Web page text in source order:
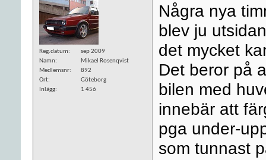
Reg.datum
sep 2009
Namn
Mikael Rosenqvist
Medlemsnr
892
Ort
Göteborg
Inlägg
1 456
Några nya
blev ju
det mycket
Det beror på
bilen med
innebär att
pga under-
som tunnast